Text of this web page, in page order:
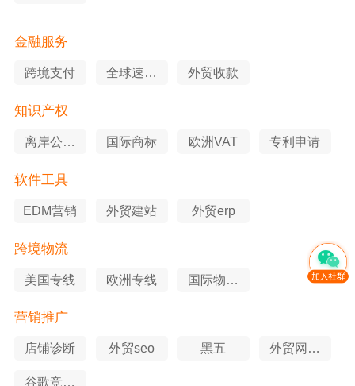
金融服务
跨境支付
全球速卖
外贸收款
知识产权
离岸公司
国际商标 欧洲VAT 专利申请
软件工具
EDM营销 外贸建站 外贸erp
跨境物流
美国专线 欧洲专线
国际物流
营销推广
店铺诊断 外贸seo 黑五
外贸网站
谷歌竞价